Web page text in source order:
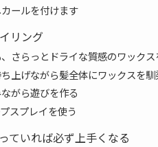
ールを付けます
リング
さらっとドライな質感のワック
上げながら髪全体にワックスを馴
がら遊びを作る
スプレイを使う
ていれば必ず上手くなる